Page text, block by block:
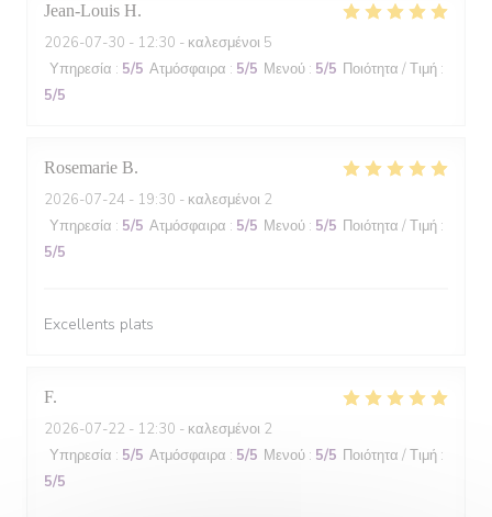
Jean-Louis H
2026-07-30 - 12:30 - καλεσμένοι 5
Υπηρεσία : 5/5 Ατμόσφαιρα : 5/5 Μενού : 5/5 Ποιότητα / Τιμή :
5/5
Rosemarie B
2026-07-24 - 19:30 - καλεσμένοι 2
Υπηρεσία : 5/5 Ατμόσφαιρα : 5/5 Μενού : 5/5 Ποιότητα / Τιμή :
5/5
Excellents plats
F
2026-07-22 - 12:30 - καλεσμένοι 2
Υπηρεσία : 5/5 Ατμόσφαιρα : 5/5 Μενού : 5/5 Ποιότητα / Τιμή :
5/5